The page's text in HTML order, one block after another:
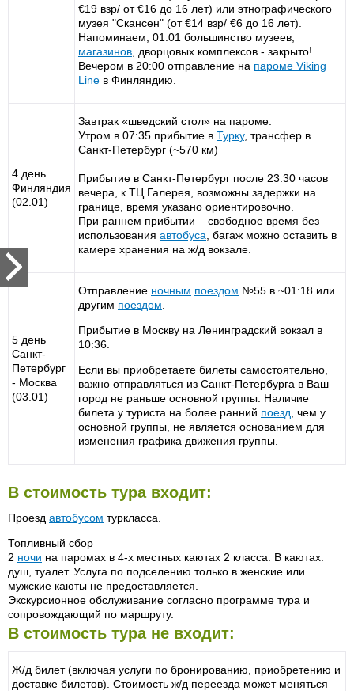
€19 взр/ от €16 до 16 лет) или этнографического
музея "Скансен" (от €14 взр/ €6 до 16 лет).
Напоминаем, 01.01 большинство музеев,
магазинов , дворцовых комплексов - закрыто!
Вечером в 20:00 отправление на пароме Viking
Line в Финляндию.
4 день
Финляндия
(02.01)
Завтрак «шведский стол» на пароме.
Утром в 07:35 прибытие в Турку, трансфер в
Санкт-Петербург (~570 км)
Прибытие в Санкт-Петербург после 23:30 часов
вечера, к ТЦ Галерея, возможны задержки на
границе, время указано ориентировочно.
При раннем прибытии – свободное время без
использования автобуса , багаж можно оставить в
камере хранения на ж/д вокзале.
5 день
Санкт-
Петербург
- Москва
(03.01)
Отправление ночным поездом №55 в ~01:18 или
другим поездом
Прибытие в Москву на Ленинградский вокзал в
10:36.
Если вы приобретаете билеты самостоятельно,
важно отправляться из Санкт-Петербурга в Ваш
город не раньше основной группы. Наличие
билета у туриста на более ранний поезд , чем у
основной группы, не является основанием для
изменения графика движения группы.
В стоимость тура входит:
Проезд автобусом туркласса.
Топливный сбор
2 ночи на паромах в 4-х местных каютах 2 класса. В каютах:
душ, туалет. Услуга по подселению только в женские или
мужские каюты не предоставляется.
Экскурсионное обслуживание согласно программе тура и
сопровождающий по маршруту.
В стоимость тура не входит:
Ж/д билет (включая услуги по бронированию, приобретению и
доставке билетов). Стоимость ж/д переезда может меняться